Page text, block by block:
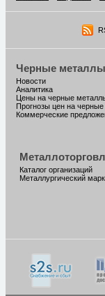
Черные металлы
Новости
Аналитика
Цены на черные
Прогнозы цен на
Коммерческие
Каталог организаций
Металлургический